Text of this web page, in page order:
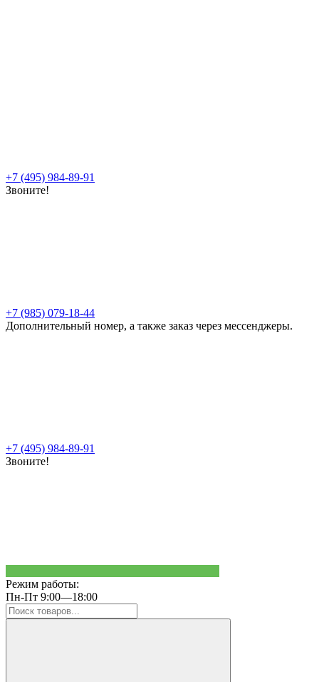
+7 (495) 984-89-91
Звоните!
+7 (985) 079-18-44
Дополнительный номер, а также заказ через мессенджеры.
+7 (495) 984-89-91
Звоните!
Режим работы:
Пн-Пт 9:00—18:00